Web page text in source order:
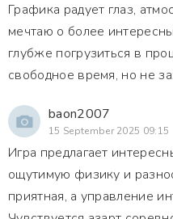
Графика радует глаз,
мечтаю о более
глубже погрузиться в
свободное время, но не
baon2007
15 September 2025 09:15
Игра предлагает
ощутимую физику и
приятная, а управление